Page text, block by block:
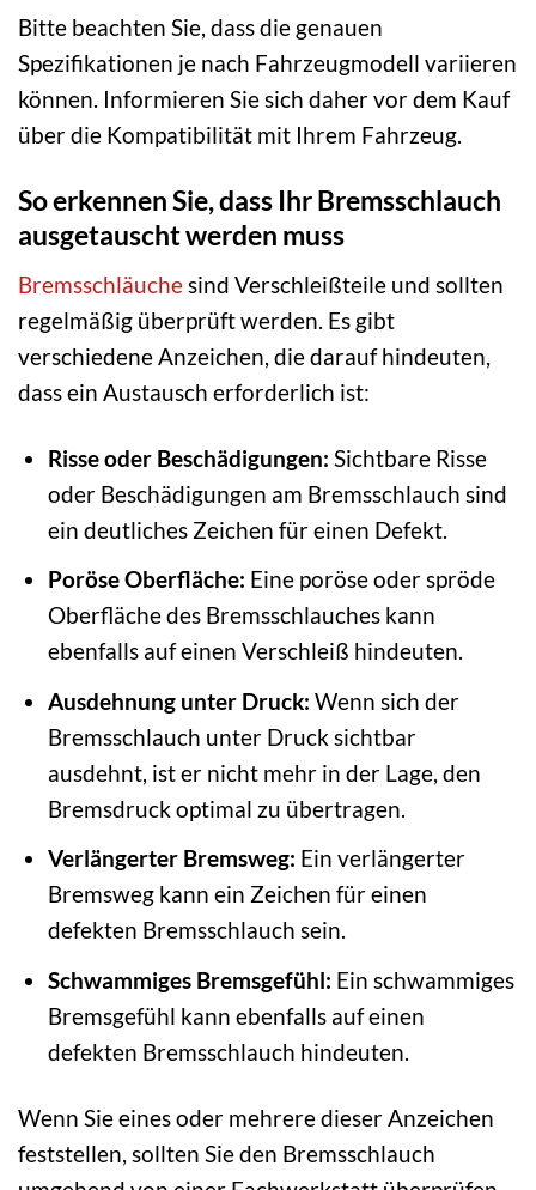
Bitte beachten Sie, dass die genauen
Spezifikationen je nach Fahrzeugmodell variieren
können. Informieren Sie sich daher vor dem Kauf
über die Kompatibilität mit Ihrem Fahrzeug.
So erkennen Sie, dass Ihr Bremsschlauch
ausgetauscht werden muss
Bremsschläuchesind Verschleißteile und sollten
regelmäßig überprüft werden. Es gibt
verschiedene Anzeichen, die darauf hindeuten,
dass ein Austausch erforderlich ist:
Risse oder Beschädigungen: Sichtbare Risse
oder Beschädigungen am Bremsschlauch sind
ein deutliches Zeichen für einen Defekt.
Poröse Oberfläche: Eine poröse oder spröde
Oberfläche des Bremsschlauches kann
ebenfalls auf einen Verschleiß hindeuten.
Ausdehnung unter Druck: Wenn sich der
Bremsschlauch unter Druck sichtbar
ausdehnt, ist er nicht mehr in der Lage, den
Bremsdruck optimal zu übertragen.
Verlängerter Bremsweg: Ein verlängerter
Bremsweg kann ein Zeichen für einen
defekten Bremsschlauch sein.
Schwammiges Bremsgefühl: Ein schwammiges
Bremsgefühl kann ebenfalls auf einen
defekten Bremsschlauch hindeuten.
Wenn Sie eines oder mehrere dieser Anzeichen
feststellen, sollten Sie den Bremsschlauch